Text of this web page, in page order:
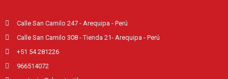
Calle San Camilo 247 - Arequipa - Perú
Calle San Camilo 308 - Tienda 21- Arequipa - Perú
+51 54 281226
966514072